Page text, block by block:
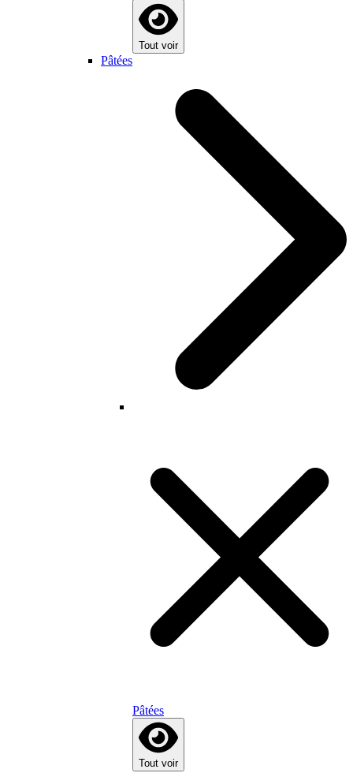
Tout voir
Pâtées
Pâtées
Tout voir